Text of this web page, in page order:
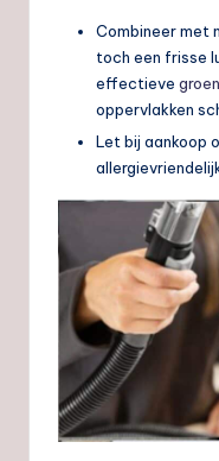
Combineer met
toch een frisse
effectieve
oppervlakken
Let bij aankoop